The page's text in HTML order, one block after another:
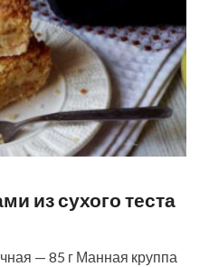
из сухого теста
— 85 г Манная круппа